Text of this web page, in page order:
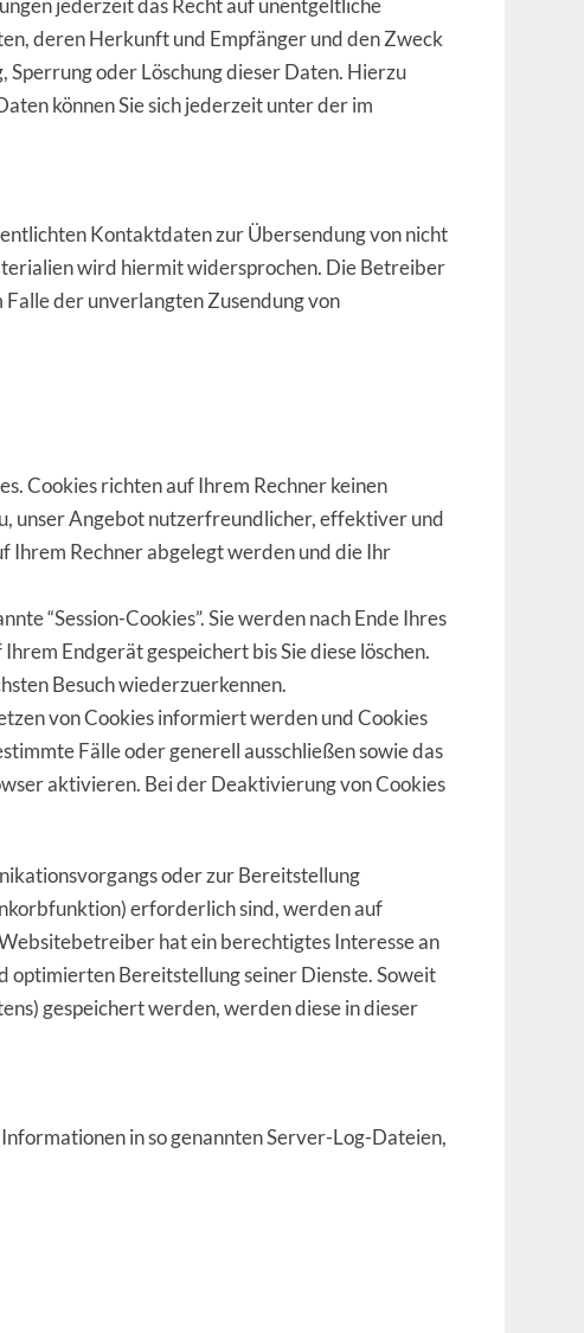
jederzeit das Recht auf unentgeltliche
deren Herkunft und Empfänger und den Zweck
oder Löschung dieser Daten. Hierzu
können Sie sich jederzeit unter der im
Kontaktdaten zur Übersendung von nicht
wird hiermit widersprochen. Die Betreiber
der unverlangten Zusendung von
Cookies richten auf Ihrem Rechner keinen
unser Angebot nutzerfreundlicher, effektiver und
Ihrem Rechner abgelegt werden und die Ihr
“Session-Cookies”. Sie werden nach Ende Ihres
Endgerät gespeichert bis Sie diese löschen.
Besuch wiederzuerkennen.
von Cookies informiert werden und Cookies
Fälle oder generell ausschließen sowie das
aktivieren. Bei der Deaktivierung von Cookies
oder zur Bereitstellung
erforderlich sind, werden auf
hat ein berechtigtes Interesse an
optimierten Bereitstellung seiner Dienste. Soweit
gespeichert werden, werden diese in dieser
in so genannten Server-Log-Dateien,